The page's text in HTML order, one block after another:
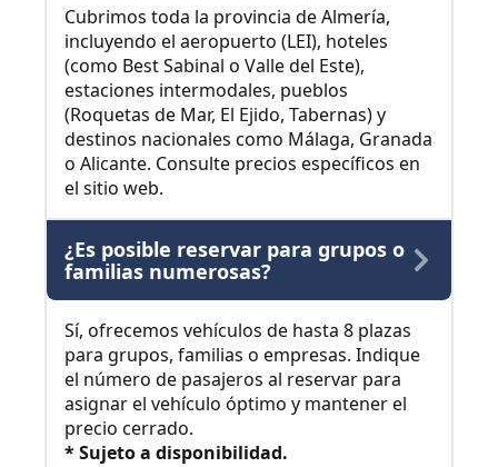
Cubrimos toda la provincia de Almería,
incluyendo el aeropuerto (LEI), hoteles
(como Best Sabinal o Valle del Este),
estaciones intermodales, pueblos
(Roquetas de Mar, El Ejido, Tabernas) y
destinos nacionales como Málaga, Granada
o Alicante. Consulte precios específicos en
el sitio web.
¿Es posible reservar para grupos o
familias numerosas?
Sí, ofrecemos vehículos de hasta 8 plazas
para grupos, familias o empresas. Indique
el número de pasajeros al reservar para
asignar el vehículo óptimo y mantener el
precio cerrado.
* Sujeto a disponibilidad.